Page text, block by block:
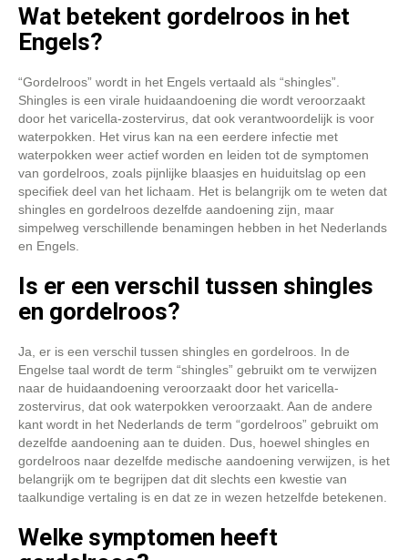
Wat betekent gordelroos in het
Engels?
“Gordelroos” wordt in het Engels vertaald als “shingles”.
Shingles is een virale huidaandoening die wordt veroorzaakt
door het varicella-zostervirus, dat ook verantwoordelijk is voor
waterpokken. Het virus kan na een eerdere infectie met
waterpokken weer actief worden en leiden tot de symptomen
van gordelroos, zoals pijnlijke blaasjes en huiduitslag op een
specifiek deel van het lichaam. Het is belangrijk om te weten dat
shingles en gordelroos dezelfde aandoening zijn, maar
simpelweg verschillende benamingen hebben in het Nederlands
en Engels.
Is er een verschil tussen shingles
en gordelroos?
Ja, er is een verschil tussen shingles en gordelroos. In de
Engelse taal wordt de term “shingles” gebruikt om te verwijzen
naar de huidaandoening veroorzaakt door het varicella-
zostervirus, dat ook waterpokken veroorzaakt. Aan de andere
kant wordt in het Nederlands de term “gordelroos” gebruikt om
dezelfde aandoening aan te duiden. Dus, hoewel shingles en
gordelroos naar dezelfde medische aandoening verwijzen, is het
belangrijk om te begrijpen dat dit slechts een kwestie van
taalkundige vertaling is en dat ze in wezen hetzelfde betekenen.
Welke symptomen heeft